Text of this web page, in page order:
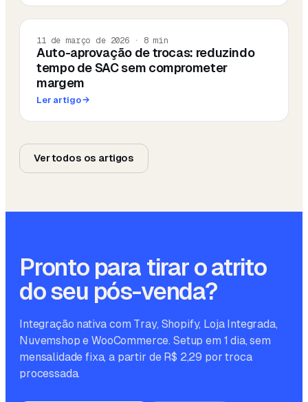
11 de março de 2026· 8min
Auto-aprovação de trocas: reduzindo
tempo de SAC sem comprometer
margem
Ler artigo→
Ver todos os artigos
Pronto para tirar o atrito
do seu pós-venda?
Integração nativa com Tray, Shopify, Loja Integrada,
Nuvemshop e WooCommerce. Setup em 1 dia, sem
mensalidade fixa, a partir de R$ 2,29 por troca
processada.